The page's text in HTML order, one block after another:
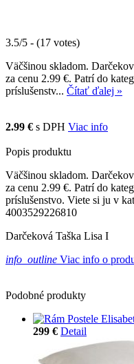
3.5/5 - (17 votes)
Väčšinou skladom.
za cenu 2.99 €. Patrí do
príslušenstv... Čítať ďalej »
2.99 € s DPH Viac info
Popis produktu
Väčšinou skladom.
za cenu 2.99 €. Patrí do
príslušenstvo. Viete si ju v
4003529226810
Darčeková Taška Lisa I
info_outline Viac info o
Podobné produkty
299 € Detail